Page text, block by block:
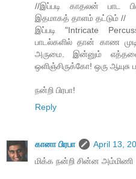
//இப்படி காதலன் பாட
இதமாகத் தாளம் தட்டும் //
இப்படி "Intricate
பாடல்களில் தான் காண
அருமை. இன்னும்
ஒளிஞ்சிருக்கோ! ஒரு ஆயுசு
நன்றி பிரபா!
Reply
கானா பிரபா
April 13,
மிக்க நன்றி சின்ன அம்மிணி